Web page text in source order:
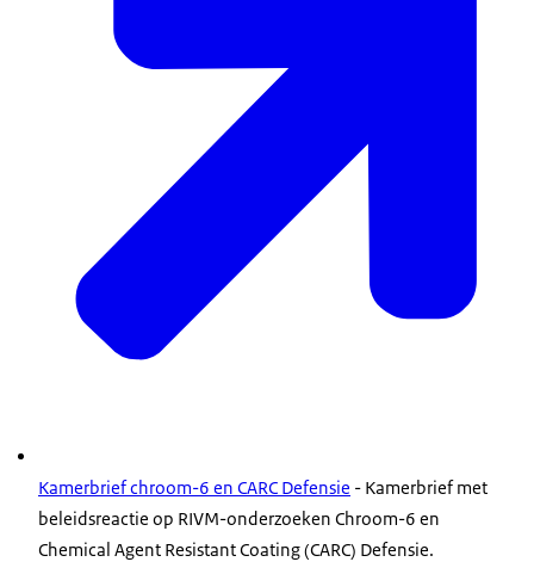
Kamerbrief chroom-6 en CARC Defensie - Kamerbrief met
beleidsreactie op RIVM-onderzoeken Chroom-6 en
Chemical Agent Resistant Coating(CARC) Defensie.